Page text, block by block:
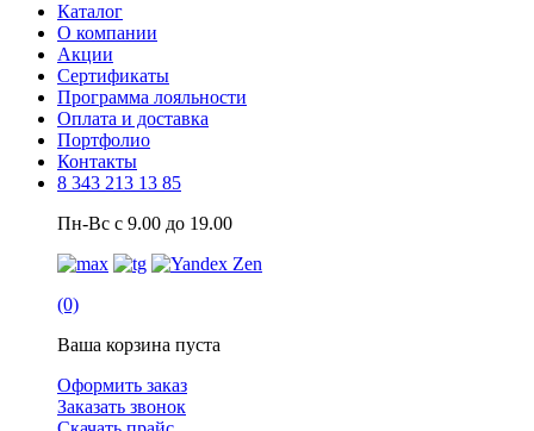
Каталог
О компании
Акции
Сертификаты
Программа лояльности
Оплата и доставка
Портфолио
Контакты
8 343 213 13 85
Пн-Вс с 9.00 до 19.00
(0)
Ваша корзина пуста
Оформить заказ
Заказать звонок